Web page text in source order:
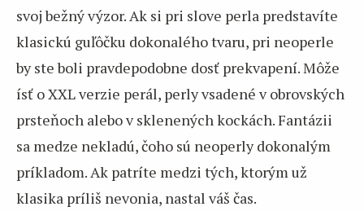
svoj bežný výzor. Ak si pri slove perla predstavíte
klasickú guľôčku dokonalého tvaru, pri neoperle
by ste boli pravdepodobne dosť prekvapení. Môže
ísť o XXL verzie perál, perly vsadené v obrovských
prsteňoch alebo v sklenených kockách. Fantázii
sa medze nekladú, čoho sú neoperly dokonalým
príkladom. Ak patríte medzi tých, ktorým už
klasika príliš nevonia, nastal váš čas.